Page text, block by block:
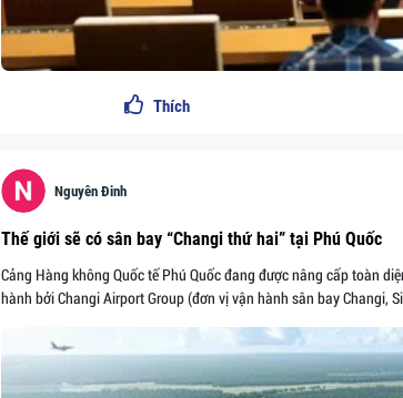
Thích
Nguyên Đinh
Thế giới sẽ có sân bay “Changi thứ hai” tại Phú Quốc
Cảng Hàng không Quốc tế Phú Quốc đang được nâng cấp toàn
hành bởi Changi Airport Group (đơn vị vận hành sân bay Changi,